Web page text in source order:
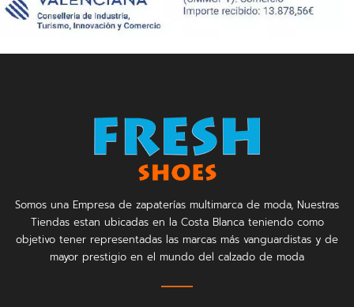
Somos una Empresa de zapaterías multimarca de moda, Nuestras
Tiendas estan ubicadas en la Costa Blanca teniendo como
objetivo tener representadas las marcas más vanguardistas y de
mayor prestigio en el mundo del calzado de moda